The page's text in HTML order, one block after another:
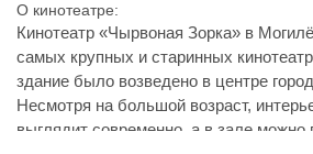
О кинотеатре
Кинотеатр «Чырвоная Зорка» в
самых крупных и старинных
здание было возведено в центре
Несмотря на большой возраст,
выглядит современно, а в зале можно